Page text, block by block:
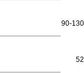
90-130
52